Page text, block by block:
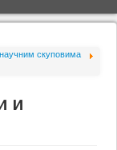
скуповима
и